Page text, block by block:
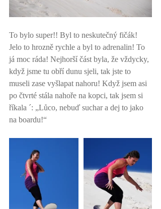
To bylo super!! Byl to neskutečný fičák!
Jelo to hrozně rychle a byl to adrenalin! To
já moc ráda! Nejhorší část byla, že vždycky,
když jsme tu obří dunu sjeli, tak jste to
museli zase vyšlapat nahoru! Když jsem asi
po čtvrté stála nahoře na kopci, tak jsem si
říkala ´: „Lůco, nebuď suchar a dej to jako
na boardu!“